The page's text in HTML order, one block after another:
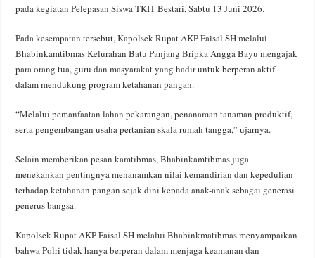
pada kegiatan Pelepasan Siswa TKIT Bestari, Sabtu 13 Juni 2026.
Pada kesempatan tersebut, Kapolsek Rupat AKP Faisal SH melalui
Bhabinkamtibmas Kelurahan Batu Panjang Bripka Angga Bayu mengajak
para orang tua, guru dan masyarakat yang hadir untuk berperan aktif
dalam mendukung program ketahanan pangan.
“Melalui pemanfaatan lahan pekarangan, penanaman tanaman produktif,
serta pengembangan usaha pertanian skala rumah tangga,” ujarnya.
Selain memberikan pesan kamtibmas, Bhabinkamtibmas juga
menekankan pentingnya menanamkan nilai kemandirian dan kepedulian
terhadap ketahanan pangan sejak dini kepada anak-anak sebagai generasi
penerus bangsa.
Kapolsek Rupat AKP Faisal SH melalui Bhabinkmatibmas menyampaikan
bahwa Polri tidak hanya berperan dalam menjaga keamanan dan